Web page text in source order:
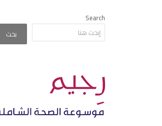
Search
بحث